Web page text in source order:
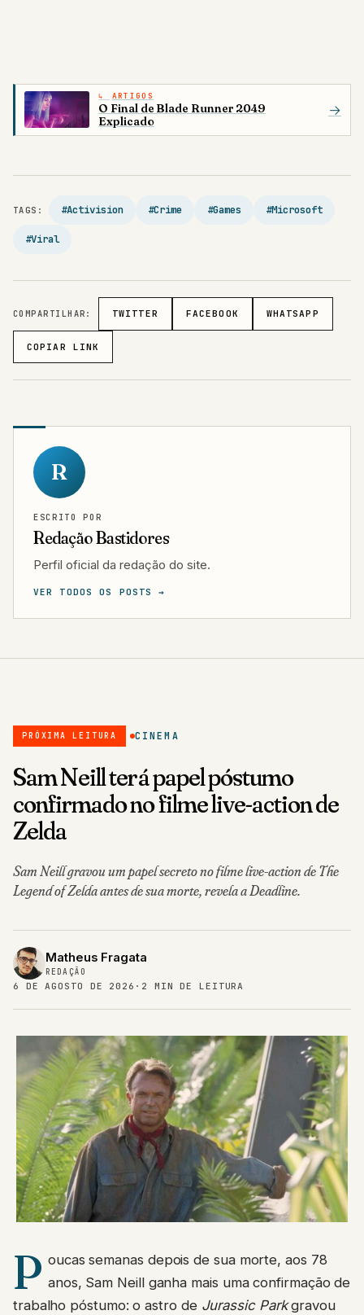
ARTIGOS
O Final de Blade Runner 2049
Explicado
→
TAGS: #Activision #Crime #Games #Microsoft
#Viral
COMPARTILHAR: TWITTER FACEBOOK WHATSAPP
COPIAR LINK
R
ESCRITO POR
Redação Bastidores
Perfil oficial da redação do site.
VER TODOS OS POSTS →
PRÓXIMA LEITURA CINEMA
Sam Neill terá papel póstumo
confirmado no filme live-action de
Zelda
Sam Neill gravou um papel secreto no filme live-action de The
Legend of Zelda antes de sua morte, revela a Deadline.
Matheus Fragata
REDAÇÃO
6 DE AGOSTO DE 2026 · 2 MIN DE LEITURA
P oucas semanas depois de sua morte, aos 78
anos, Sam Neill ganha mais uma confirmação de
trabalho póstumo: o astro de Jurassic Parkgravou